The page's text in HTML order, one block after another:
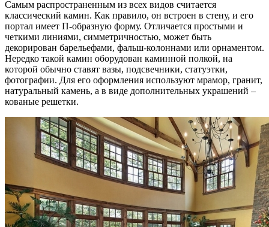
Самым распространенным из всех видов считается
классический камин. Как правило, он встроен в стену, и его
портал имеет П-образную форму. Отличается простыми и
четкими линиями, симметричностью, может быть
декорирован барельефами, фальш-колоннами или орнаментом.
Нередко такой камин оборудован каминной полкой, на
которой обычно ставят вазы, подсвечники, статуэтки,
фотографии. Для его оформления используют мрамор, гранит,
натуральный камень, а в виде дополнительных украшений –
кованые решетки.